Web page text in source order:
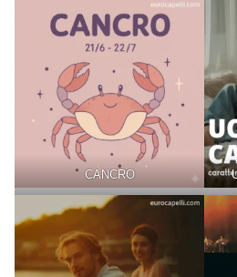
CANCRO